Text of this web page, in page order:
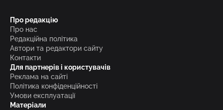
Про редакцію
Про нас
Редакційна політика
Автори та редактори сайту
Контакти
Для партнерів і користувачів
Реклама на сайті
Політика конфіденційності
Умови експлуатації
Матеріали